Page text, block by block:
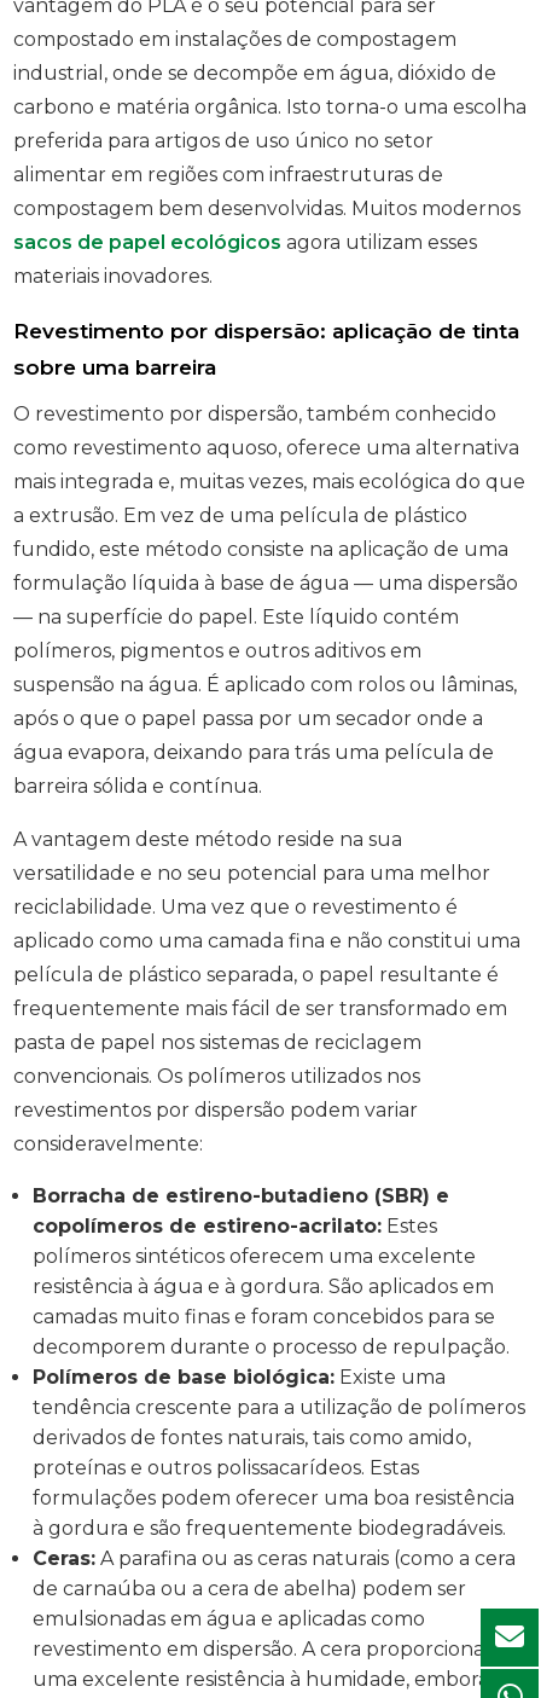
vantagem do PLA é o seu potencial para ser
compostado em instalações de compostagem
industrial, onde se decompõe em água, dióxido de
carbono e matéria orgânica. Isto torna-o uma escolha
preferida para artigos de uso único no setor
alimentar em regiões com infraestruturas de
compostagem bem desenvolvidas. Muitos modernos
sacos de papel ecológicos agora utilizam esses
materiais inovadores.
Revestimento por dispersão: aplicação de tinta
sobre uma barreira
O revestimento por dispersão, também conhecido
como revestimento aquoso, oferece uma alternativa
mais integrada e, muitas vezes, mais ecológica do que
a extrusão. Em vez de uma película de plástico
fundido, este método consiste na aplicação de uma
formulação líquida à base de água — uma dispersão
— na superfície do papel. Este líquido contém
polímeros, pigmentos e outros aditivos em
suspensão na água. É aplicado com rolos ou lâminas,
após o que o papel passa por um secador onde a
água evapora, deixando para trás uma película de
barreira sólida e contínua.
A vantagem deste método reside na sua
versatilidade e no seu potencial para uma melhor
reciclabilidade. Uma vez que o revestimento é
aplicado como uma camada fina e não constitui uma
película de plástico separada, o papel resultante é
frequentemente mais fácil de ser transformado em
pasta de papel nos sistemas de reciclagem
convencionais. Os polímeros utilizados nos
revestimentos por dispersão podem variar
consideravelmente:
Borracha de estireno-butadieno (SBR) e
copolímeros de estireno-acrilato: Estes
polímeros sintéticos oferecem uma excelente
resistência à água e à gordura. São aplicados em
camadas muito finas e foram concebidos para se
decomporem durante o processo de repulpação.
Polímeros de base biológica: Existe uma
tendência crescente para a utilização de polímeros
derivados de fontes naturais, tais como amido,
proteínas e outros polissacarídeos. Estas
formulações podem oferecer uma boa resistência
à gordura e são frequentemente biodegradáveis.
Ceras: A parafina ou as ceras naturais (como a cera
de carnaúba ou a cera de abelha) podem ser
emulsionadas em água e aplicadas como
revestimento em dispersão. A cera proporciona
uma excelente resistência à humidade, embora a